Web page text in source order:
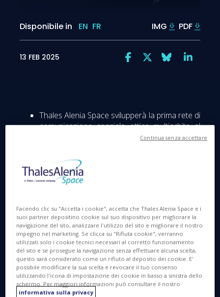
Disponibile in EN FR IMG PDF
13 FEB 2025
Thales Alenia Space svilupperà la prima rete di
comunicazione spaziale ottica multiorbita al
mondo interamente a tecnologia ottica.
delle Telecomunicazioni dell’Agenzia Spaziale
Europea, ha l’ambizioso obiettivo di
dimostrare le capacità della tecnologia di
ad utenti a terra e nello spazio.
Thales Alenia Space porterà la sua
esperienza nel campo per contribuire
all'indipendenza tecnologica dell'Europa nei
servizi di connettività ottica ad alta velocità
attraverso lo spazio.
Cannes, 14 febbraio 2025
Facendo clic su "Accetta i cookie", accetta che Thales Alenia Space e i
suoi partner depositino cookie sul suo dispositivo per migliorare la
navigazione del sito, analizzare l'utilizzo del sito e migliorare il nostro
impegno nel marketing. Se clicca su "Rifiuta cookie", verranno
utilizzati solo i cookie tecnici necessari al corretto funzionamento
del sito e se prosegue la navigazione senza effettuare alcuna scelta,
questo sarà considerato come un rifiuto al deposito dei cookie. E'
possibile modificare la sua scelta e revocare il tuo consenso
utilizzando l'icona di impostazione dei cookie in basso a sinistra dello
schermo. Per maggiori informazioni può consultare il nostro
informativa sulla privacy
Continua senza accettare